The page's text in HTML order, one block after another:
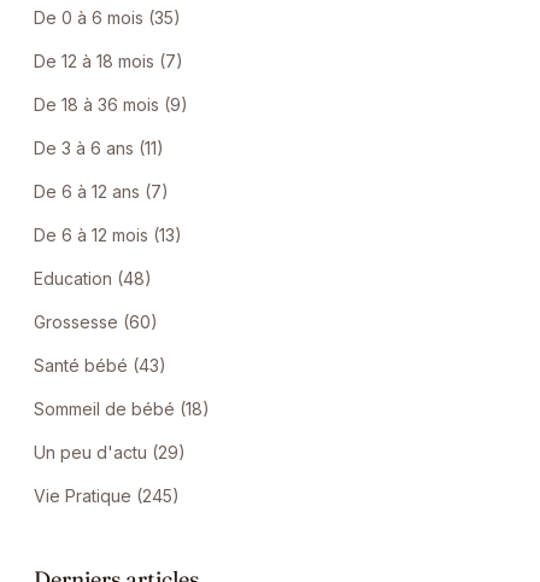
De 0 à 6 mois (35)
De 12 à 18 mois (7)
De 18 à 36 mois (9)
De 3 à 6 ans (11)
De 6 à 12 ans (7)
De 6 à 12 mois (13)
Education (48)
Grossesse (60)
Santé bébé (43)
Sommeil de bébé (18)
Un peu d'actu (29)
Vie Pratique (245)